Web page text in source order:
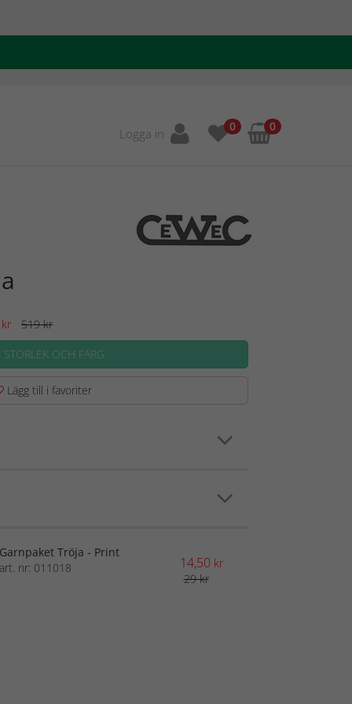
Logga in 0 0
kr
519 kr
STORLEK OCH FÄRG
Lägg till i favoriter
Tröja - Print
nr: 011018
14,50 kr
29 kr